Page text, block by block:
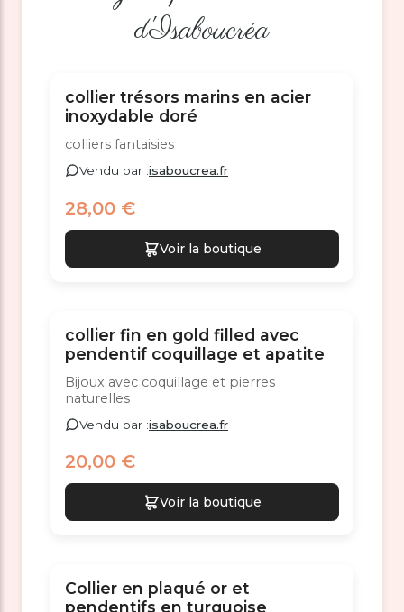
d'Isaboucréa
collier trésors marins en acier
inoxydable doré
colliers fantaisies
Vendu par :isaboucrea.fr
28,00 €
Voir la boutique
collier fin en gold filled avec
pendentif coquillage et apatite
Bijoux avec coquillage et pierres
naturelles
Vendu par :isaboucrea.fr
20,00 €
Voir la boutique
Collier en plaqué or et
pendentifs en turquoise